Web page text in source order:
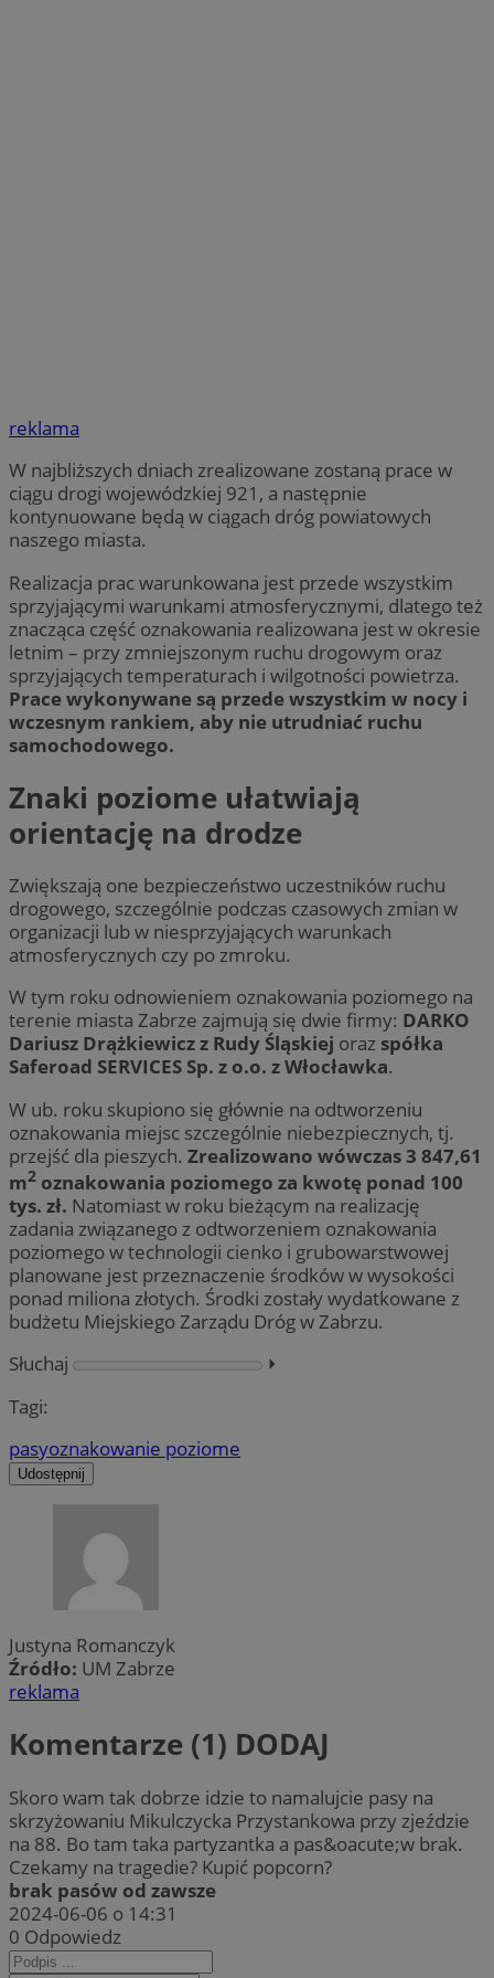
reklama
W najbliższych dniach zrealizowane zostaną prace w
ciągu drogi wojewódzkiej 921, a następnie
kontynuowane będą w ciągach dróg powiatowych
naszego miasta.
Realizacja prac warunkowana jest przede wszystkim
sprzyjającymi warunkami atmosferycznymi, dlatego też
znacząca część oznakowania realizowana jest w okresie
letnim – przy zmniejszonym ruchu drogowym oraz
sprzyjających temperaturach i wilgotności powietrza.
Prace wykonywane są przede wszystkim w nocy i
wczesnym rankiem, aby nie utrudniać ruchu
samochodowego.
Znaki poziome ułatwiają
orientację na drodze
Zwiększają one bezpieczeństwo uczestników ruchu
drogowego, szczególnie podczas czasowych zmian w
organizacji lub w niesprzyjających warunkach
atmosferycznych czy po zmroku.
W tym roku odnowieniem oznakowania poziomego na
terenie miasta Zabrze zajmują się dwie firmy: DARKO
Dariusz Drążkiewicz z Rudy Śląskiej oraz spółka
Saferoad SERVICES Sp. z o.o. z Włocławka.
W ub. roku skupiono się głównie na odtworzeniu
oznakowania miejsc szczególnie niebezpiecznych, tj.
przejść dla pieszych. Zrealizowano wówczas 3 847,61
m2 oznakowania poziomego za kwotę ponad 100
tys. zł. Natomiast w roku bieżącym na realizację
zadania związanego z odtworzeniem oznakowania
poziomego w technologii cienko i grubowarstwowej
planowane jest przeznaczenie środków w wysokości
ponad miliona złotych. Środki zostały wydatkowane z
budżetu Miejskiego Zarządu Dróg w Zabrzu.
Słuchaj
⏵︎
Tagi:
pasyoznakowanie poziome
Udostępnij
Justyna Romanczyk
Źródło: UM Zabrze
reklama
Komentarze (1) DODAJ
Skoro wam tak dobrze idzie to namalujcie pasy na
skrzyżowaniu Mikulczycka Przystankowa przy zjeździe
na 88. Bo tam taka partyzantka a pas&oacute;w brak.
Czekamy na tragedie? Kupić popcorn?
brak pasów od zawsze
2024-06-06 o 14:31
0 Odpowiedz